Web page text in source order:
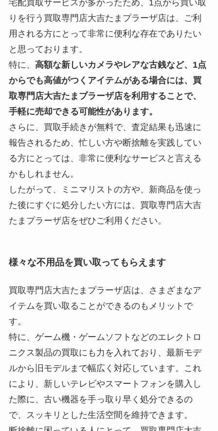
宅配買取サービスが多かったため、1点から買い取
りを行う買取専門店大吉たまプラーザ店は、ご利
用される方にとって非常に便利な存在でありたい
と思っております。
特に、 高額な新しいカメラやレアな古銭など、1点
からでも高値がつくアイテムがある場合には、買
取専門店大吉たまプラーザ店を利用することで、
手軽に売却できる可能性があります。
さらに、買取手続きが無料で、査定結果も迅速に
報告されるため、忙しい方や断捨離を実践してい
る方にとっては、非常に便利なサービスと言える
かもしれません。
したがって、ミニマリストの方や、新商品を使っ
た後にすぐに処分したい方には、買取専門店大吉
たまプラーザ店をぜひご利用ください。
様々な不用品を買い取ってもらえます
買取専門店大吉たまプラーザ店は、さまざまなア
イテムを買い取ることができるのもメリットで
す。
特に、ゲーム機・ゲームソフトなどのエレクトロ
ニクス製品の買取にも力を入れており、最新モデ
ルから旧モデルまで幅広く対応しています。これ
により、新しいテレビやスマートフォンを購入し
た際に、古い機器を手っ取り早く処分できるの
で、スッキリとした生活空間を維持できます。